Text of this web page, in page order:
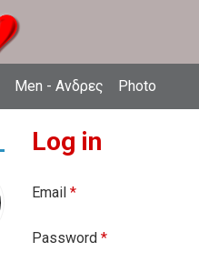
Men - Ανδρες Photo
Log in
Email *
Password *